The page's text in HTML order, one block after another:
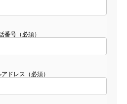
番号（必須）
ドレス（必須）